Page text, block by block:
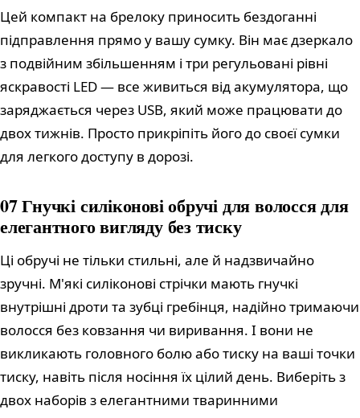
Цей компакт на брелоку приносить бездоганні
підправлення прямо у вашу сумку. Він має дзеркало
з подвійним збільшенням і три регульовані рівні
яскравості LED — все живиться від акумулятора, що
заряджається через USB, який може працювати до
двох тижнів. Просто прикріпіть його до своєї сумки
для легкого доступу в дорозі.
07 Гнучкі силіконові обручі для волосся для
елегантного вигляду без тиску
Ці обручі не тільки стильні, але й надзвичайно
зручні. М'які силіконові стрічки мають гнучкі
внутрішні дроти та зубці гребінця, надійно тримаючи
волосся без ковзання чи виривання. І вони не
викликають головного болю або тиску на ваші точки
тиску, навіть після носіння їх цілий день. Виберіть з
двох наборів з елегантними тваринними